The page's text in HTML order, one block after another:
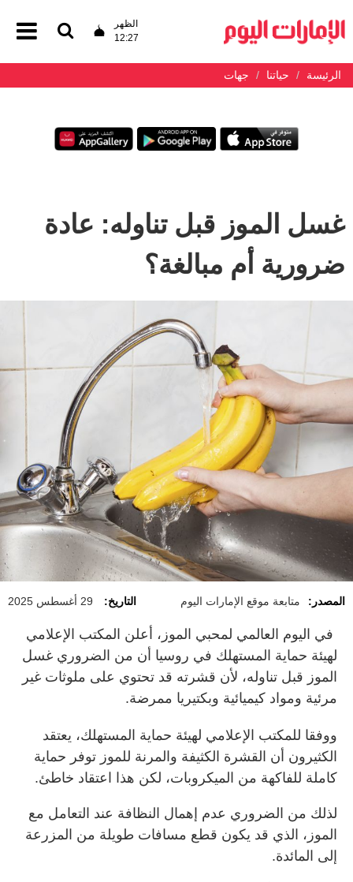
الظهر
12:27
الرئيسة حياتنا جهات
غسل الموز قبل تناوله: عادة
ضرورية أم مبالغة؟
المصدر: متابعة موقع الإمارات اليوم التاريخ: 29 أغسطس 2025
في اليوم العالمي لمحبي الموز، أعلن المكتب الإعلامي
لهيئة حماية المستهلك في روسيا أن من الضروري غسل
الموز قبل تناوله، لأن قشرته قد تحتوي على ملوثات غير
مرئية ومواد كيميائية وبكتيريا ممرضة.
ووفقا للمكتب الإعلامي لهيئة حماية المستهلك، يعتقد
الكثيرون أن القشرة الكثيفة والمرنة للموز توفر حماية
كاملة للفاكهة من الميكروبات، لكن هذا اعتقاد خاطئ.
لذلك من الضروري عدم إهمال النظافة عند التعامل مع
الموز، الذي قد يكون قطع مسافات طويلة من المزرعة
إلى المائدة.